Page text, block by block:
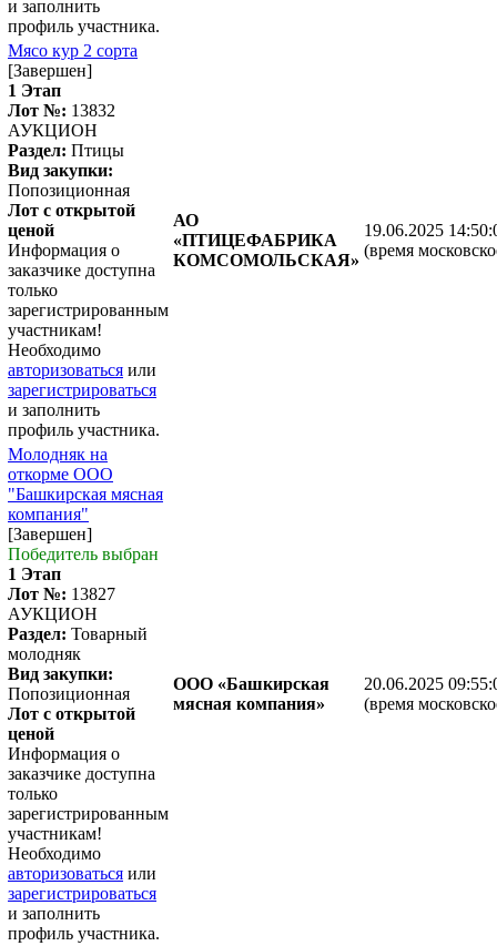
и заполнить
профиль участника.
Мясо кур 2 сорта
[Завершен]
1 Этап
Лот №: 13832
АУКЦИОН
Раздел: Птицы
Вид закупки:
Попозиционная
Лот с открытой
ценой
Информация о
заказчике доступна
только
зарегистрированным
участникам!
Необходимо
авторизоваться или
зарегистрироваться
и заполнить
профиль участника.
АО
«ПТИЦЕФАБРИКА
КОМСОМОЛЬСКАЯ»
19.06.2025
(время
Молодняк на
откорме ООО
"Башкирская мясная
компания"
[Завершен]
Победитель выбран
1 Этап
Лот №: 13827
АУКЦИОН
Раздел: Товарный
молодняк
Вид закупки:
Попозиционная
Лот с открытой
ценой
Информация о
заказчике доступна
только
зарегистрированным
участникам!
Необходимо
авторизоваться или
зарегистрироваться
и заполнить
профиль участника.
ООО «Башкирская
мясная компания»
20.06.2025
(время